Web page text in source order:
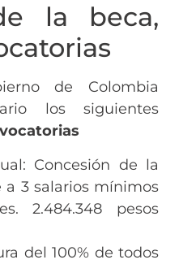
la beca,
de Colombia
los siguientes
Concesión de la
3 salarios mínimos
2.484.348 pesos
del 100% de todos